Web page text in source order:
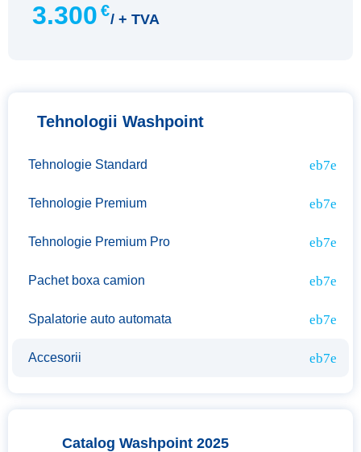
3.300 €/ + TVA
Tehnologii Washpoint
Tehnologie Standard
Tehnologie Premium
Tehnologie Premium Pro
Pachet boxa camion
Spalatorie auto automata
Accesorii
Catalog Washpoint 2025